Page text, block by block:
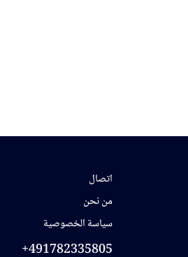
اتصال
من نحن
سياسة الخصوصية
491782335805+